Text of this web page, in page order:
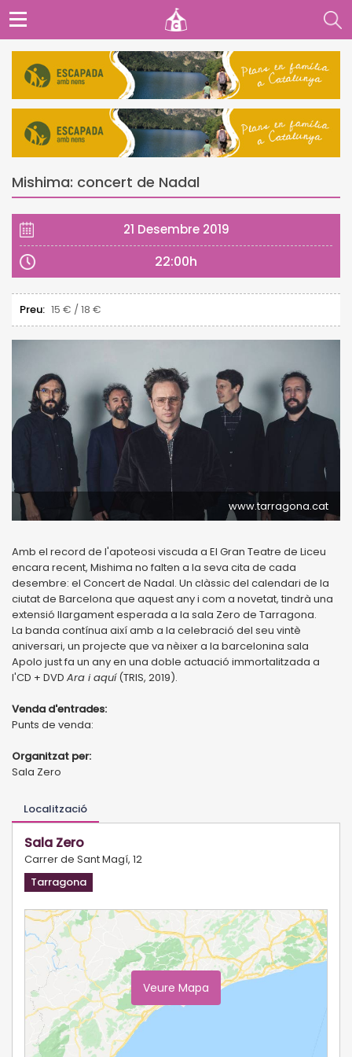
Mishima: concert de Nadal
21 Desembre 2019
22:00h
Preu: 15 € / 18 €
www.tarragona.cat
Amb el record de l'apoteosi viscuda a El Gran Teatre de Liceu
encara recent, Mishima no falten a la seva cita de cada
desembre: el Concert de Nadal. Un clàssic del calendari de la
ciutat de Barcelona que aquest any i com a novetat, tindrà una
extensió llargament esperada a la sala Zero de Tarragona.
La banda contínua així amb a la celebració del seu vintè
aniversari, un projecte que va nèixer a la barcelonina sala
Apolo just fa un any en una doble actuació immortalitzada a
l'CD + DVD Ara i aquí(TRIS, 2019).
Venda d'entrades:
Punts de venda:
Organitzat per:
Sala Zero
Localització
Sala Zero
Carrer de Sant Magí, 12
Tarragona
Veure Mapa